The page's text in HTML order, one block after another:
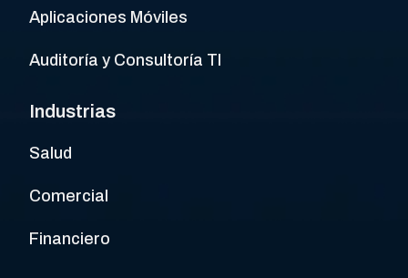
Aplicaciones Móviles
Auditoría y Consultoría TI
Industrias
Salud
Comercial
Financiero